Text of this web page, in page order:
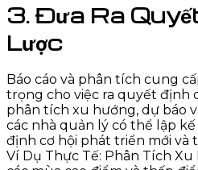
3. Đưa Ra
Lược
Báo cáo và phân tích cung
trọng cho việc ra quyết định
phân tích xu hướng, dự báo
các nhà quản lý có thể lập
định cơ hội phát triển mới và
Ví Dụ Thực Tế: Phân Tích